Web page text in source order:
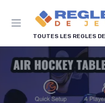
TOUTES LES REGLES